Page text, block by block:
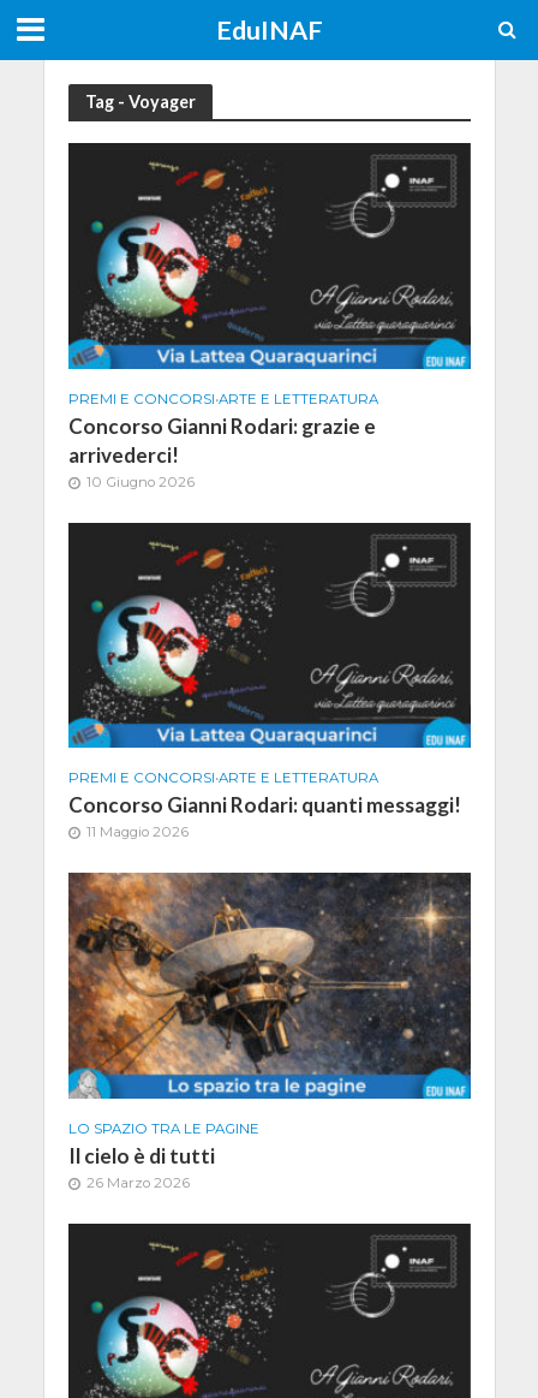
EduINAF
Tag - Voyager
PREMI E CONCORSI•ARTE E LETTERATURA
Concorso Gianni Rodari: grazie e
arrivederci!
10 Giugno 2026
PREMI E CONCORSI•ARTE E LETTERATURA
Concorso Gianni Rodari: quanti messaggi!
11 Maggio 2026
LO SPAZIO TRA LE PAGINE
Il cielo è di tutti
26 Marzo 2026